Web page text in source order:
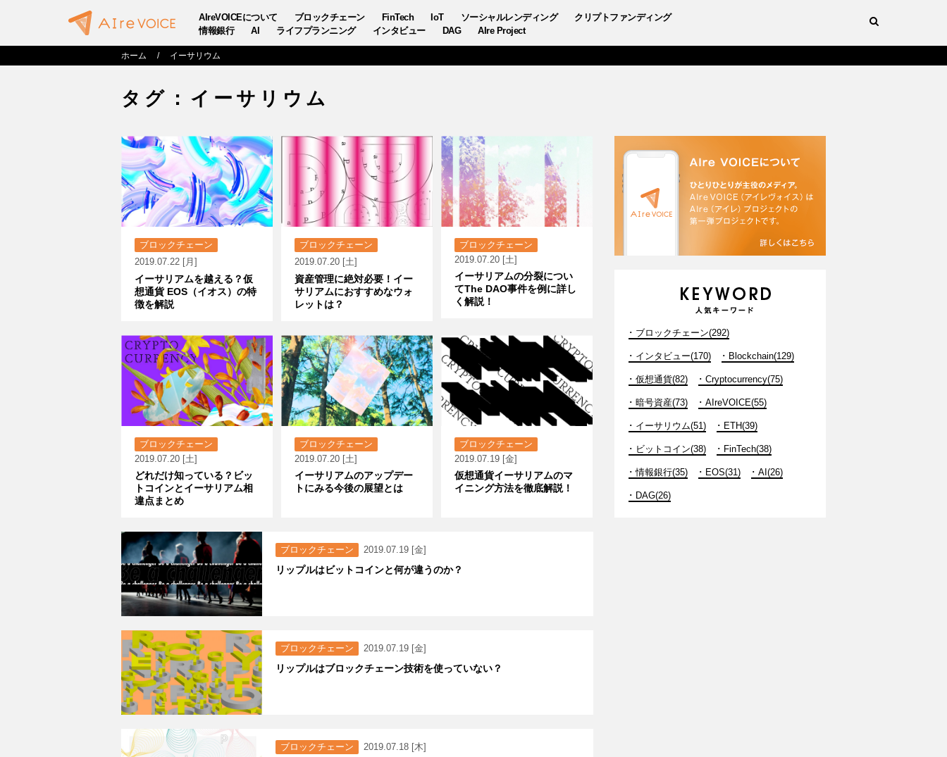
AIreVOICEについて ブロックチェーン FinTech IoT ソーシャルレンディング
クリプトファンディング
情報銀行
AI ライフプランニング インタビュー DAG AIre Project
ホーム イーサリウム
タグ：イーサリウム
ブロックチェーン
2019.07.22 [月]
イーサリアムを越える？仮
想通貨 EOS（イオス）の特
徴を解説
ブロックチェーン
2019.07.20 [土]
資産管理に絶対必要！イー
サリアムにおすすめなウォ
レットは？
ブロックチェーン
2019.07.20 [土]
イーサリアムの分裂につい
てThe DAO事件を例に詳し
く解説！
ブロックチェーン
2019.07.20 [土]
どれだけ知っている？ビッ
トコインとイーサリアム相
違点まとめ
ブロックチェーン
2019.07.20 [土]
イーサリアムのアップデー
トにみる今後の展望とは
ブロックチェーン
2019.07.19 [金]
仮想通貨イーサリアムのマ
イニング方法を徹底解説！
ブロックチェーン 2019.07.19 [金]
リップルはビットコインと何が違うのか？
ブロックチェーン 2019.07.19 [金]
リップルはブロックチェーン技術を使っていない？
ブロックチェーン 2019.07.18 [木]
ブロックチェーン(292)
インタビュー(170) Blockchain(129)
仮想通貨(82) Cryptocurrency(75)
暗号資産(73) AIreVOICE(55)
イーサリウム(51) ETH(39)
ビットコイン(38) FinTech(38)
情報銀行(35) EOS(31) AI(26)
DAG(26)